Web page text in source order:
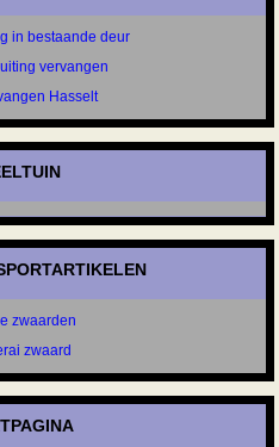
in bestaande deur
vervangen
Hasselt
zwaarden
zwaard